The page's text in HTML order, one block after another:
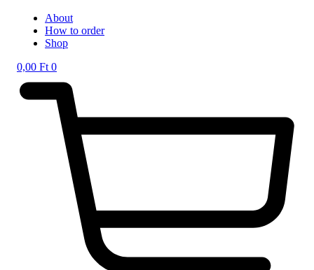
About
How to order
Shop
0,00 Ft 0